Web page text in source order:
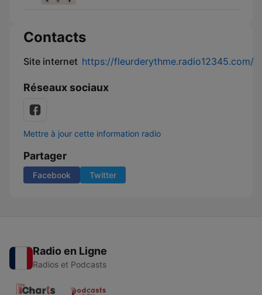
Contacts
Site internet https://fleurderythme.radio12345.com/
Réseaux sociaux
Mettre à jour cette information radio
Partager
Facebook Twitter
Radio en Ligne
Radios et Podcasts